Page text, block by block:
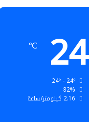
24
℃
24º - 24º
82%
2.16 كيلومتر/ساعة